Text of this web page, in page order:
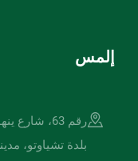
إلمس
رقم 63،
بلدة تشياوتو،